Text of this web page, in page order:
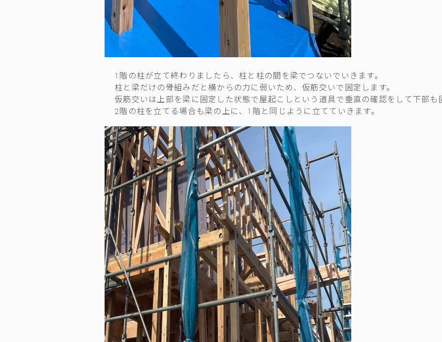
1階の柱が立て終わりましたら、柱と柱の間を梁でつないでいきます。
柱と梁だけの骨組みだと横からの力に弱いため、仮筋交いで固定します。
仮筋交いは上部を梁に固定した状態で屋起こしという道具で垂直の確認をして下部も
2階の柱を立てる場合も梁の上に、1階と同じように立てていきます。